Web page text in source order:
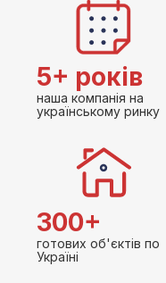
5+ років
наша компанія на
українському ринку
300+
готових об'єктів по
Україні